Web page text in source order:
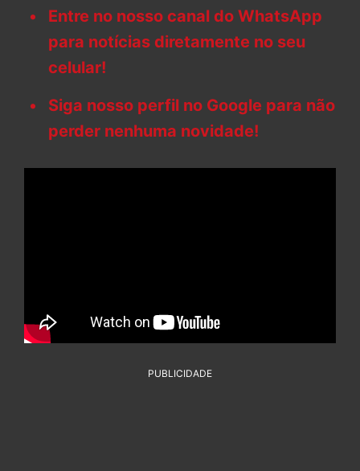
Entre no nosso canal do WhatsApp
para notícias diretamente no seu
celular!
Siga nosso perfil no Google para não
perder nenhuma novidade!
PUBLICIDADE